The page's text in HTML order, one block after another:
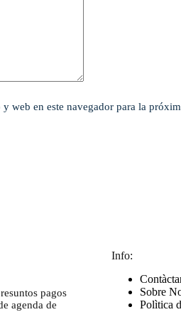
web en este navegador para la
pagos
agenda de
Info:
Sobre
Polìtica